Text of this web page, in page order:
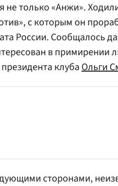
только «Анжи».
с которым он
России. Сообщалось
в примирении
клубаОльги
сторонами,